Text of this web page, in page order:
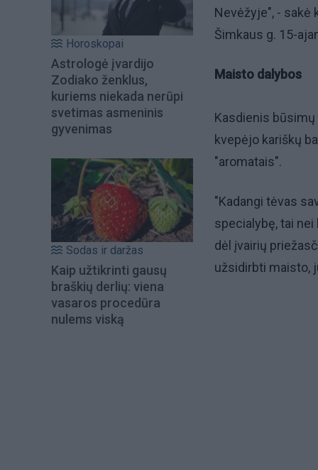
Horoskopai
Astrologė įvardijo
Zodiako ženklus,
kuriems niekada nerūpi
svetimas asmeninis
gyvenimas
Sodas ir daržas
Kaip užtikrinti gausų
braškių derlių: viena
vasaros procedūra
nulems viską
Nevėžyje", - sakė
Šimkaus g. 15-
Maisto dalybos
Kasdienis
kvepėjo kariškų
"aromatais".
"Kadangi tėvas
specialybę, tai
dėl įvairių
užsidirbti maisto,